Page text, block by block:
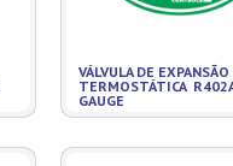
VÁLVULA DE EXPANSÃO
TERMOSTÁTICA
GAUGE